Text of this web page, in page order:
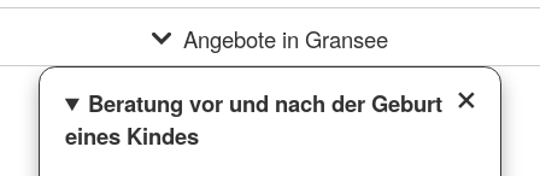
Angebote in Gransee
Beratung vor und nach der Geburt
eines Kindes